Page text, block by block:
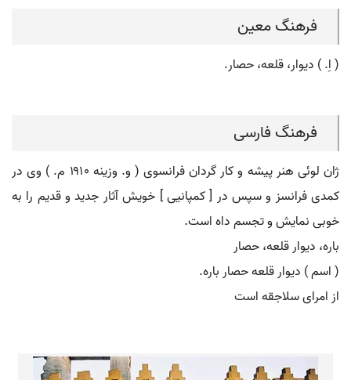
فرهنگ معین
( اِ. ) دیوار، قلعه، حصار.
فرهنگ فارسی
ژان لوئی هنر پیشه و کار گردان فرانسوی ( و. وزینه ۱۹۱٠ م. ) وی در
کمدی فرانسز و سپس در [ کمپانیی ] خویش آثار جدید و قدیم را به
خوبی نمایش و تجسم داه است.
باره، دیوار قلعه، حصار
( اسم ) دیوار قلعه حصار باره.
از امرای سلاجقه است